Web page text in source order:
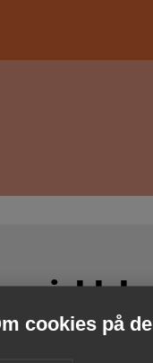
cookies på
antog den 17